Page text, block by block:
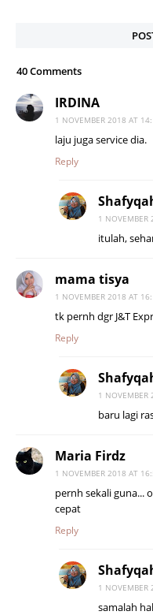
40 Comments
IRDINA
1 NOVEMBER 2018 AT
laju juga service dia.
Reply
1
itulah,
mama tisya
1 NOVEMBER 2018 AT
tk pernh dgr J&T
Reply
1
baru lagi
Maria Firdz
1 NOVEMBER 2018 AT
pernh sekali guna...
cepat
Reply
1
samalah